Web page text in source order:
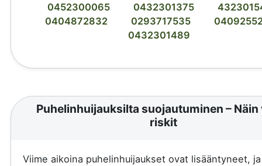
0452300065
0432301375
0404872832
0293717535
0432301489
Puhelinhuijauksilta suojautuminen – Näin
riskit
Viime aikoina puhelinhuijaukset ovat lisääntyneet,